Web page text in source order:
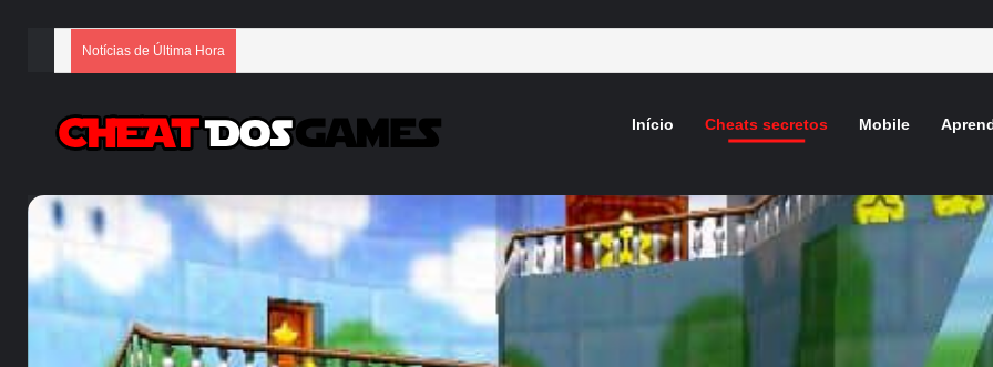
Notícias de Última Hora
Início Cheats secretos Mobile